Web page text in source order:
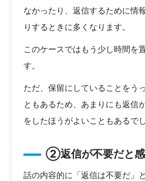
なかったり、返信するために情
りするときに多くなります。
このケースではもう少し時間を
す。
ただ、保留にしていることをう
ともあるため、あまりにも返信
をしたほうがよいこともあるでし
②返信が不要だと感
話の内容的に「返信は不要だ」